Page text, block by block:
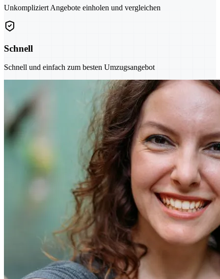
Unkompliziert Angebote einholen und vergleichen
Schnell
Schnell und einfach zum besten Umzugsangebot